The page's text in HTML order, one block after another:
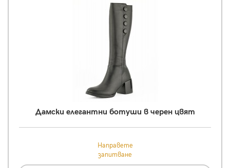
Дамски елегантни ботуши в черен цвят
Направете
запитване